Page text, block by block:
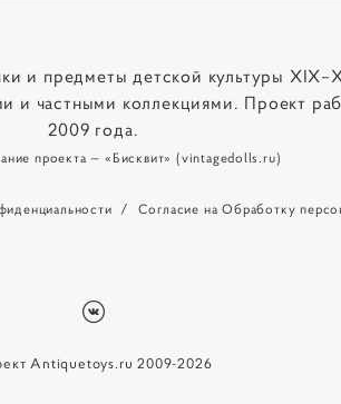
и предметы детской культуры
и частными коллекциями. Проект
2009 года.
проекта — «Бисквит» (vintagedolls.ru)
/ Согласие на Обработку
Antiquetoys.ru 2009-2026